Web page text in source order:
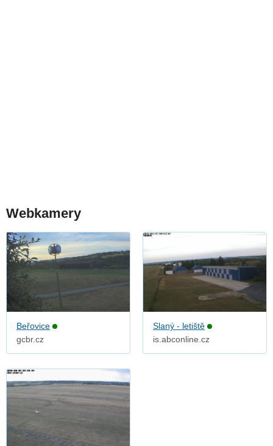
Webkamery
Beřovice
gcbr.cz
Slaný - letiště
is.abconline.cz